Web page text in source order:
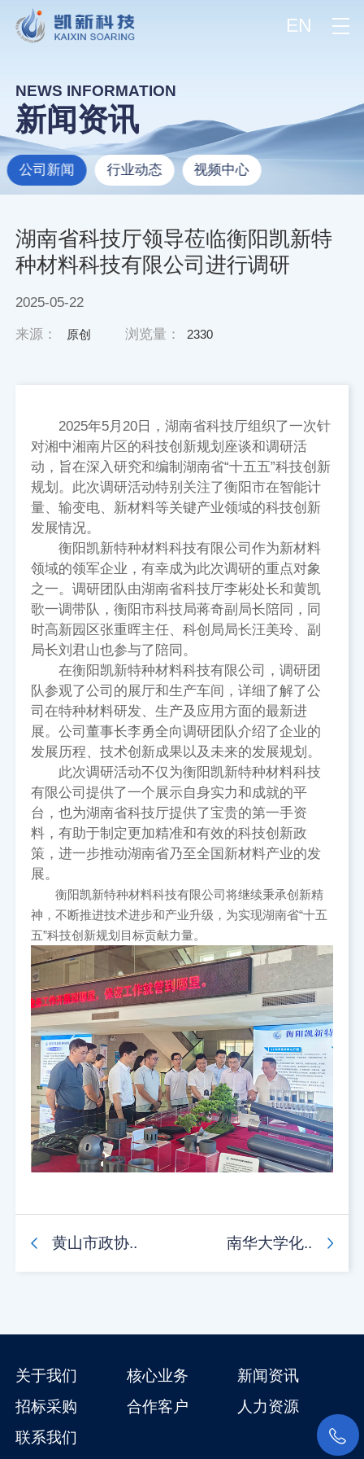
EN
NEWS INFORMATION
新闻资讯
公司新闻 行业动态 视频中心
湖南省科技厅领导莅临衡阳凯新特
种材料科技有限公司进行调研
2025-05-22
来源： 原创 浏览量： 2330
2025年5月20日，湖南省科技厅组织了一次针
对湘中湘南片区的科技创新规划座谈和调研活
动，旨在深入研究和编制湖南省“十五五”科技创新
规划。此次调研活动特别关注了衡阳市在智能计
量、输变电、新材料等关键产业领域的科技创新
发展情况。
衡阳凯新特种材料科技有限公司作为新材料
领域的领军企业，有幸成为此次调研的重点对象
之一。调研团队由湖南省科技厅李彬处长和黄凯
歌一调带队，衡阳市科技局蒋奇副局长陪同，同
时高新园区张重晖主任、科创局局长汪美玲、副
局长刘君山也参与了陪同。
在衡阳凯新特种材料科技有限公司，调研团
队参观了公司的展厅和生产车间，详细了解了公
司在特种材料研发、生产及应用方面的最新进
展。公司董事长李勇全向调研团队介绍了企业的
发展历程、技术创新成果以及未来的发展规划。
此次调研活动不仅为衡阳凯新特种材料科技
有限公司提供了一个展示自身实力和成就的平
台，也为湖南省科技厅提供了宝贵的第一手资
料，有助于制定更加精准和有效的科技创新政
策，进一步推动湖南省乃至全国新材料产业的发
展。
衡阳凯新特种材料科技有限公司将继续秉承创新精
神，不断推进技术进步和产业升级，为实现湖南省“十五
五”科技创新规划目标贡献力量。
黄山市政协.. 南华大学化..
关于我们 核心业务
新闻资讯
招标采购
合作客户
人力资源
联系我们